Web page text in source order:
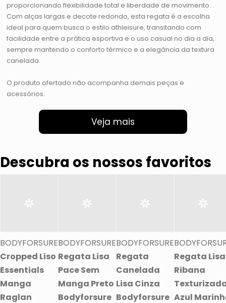
proporcionando flexibilidade total e liberdade de movimento.
Com alças largas e decote redondo, esta regata é a escolha
ideal para quem busca o estilo athleisure, transitando com
facilidade entre a prática esportiva e o uso casual no dia a dia,
sempre mantendo o conforto térmico e a elegância da textura
canelada.
O produto ofertado não acompanha demais peças e
acessórios.
Veja mais
Descubra os nossos favoritos
BODYFORSURE
Cropped Liso
Essentials
Manga
Raglan
BODYFORSURE
Regata Lisa
Pace Sem
Manga Preto
Bodyforsure
BODYFORSURE
Regata
Canelada
Lisa Cinza
Bodyforsure
Regata Lisa
Ribana
Azul